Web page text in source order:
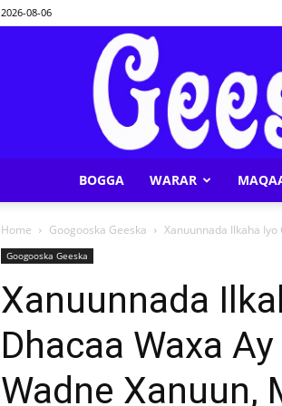
2026-08-06
BOGGA WARAR
Home Googooska Geeska Xanuunnada Ilkaha Iyo
Googooska Geeska
Xanuunnada
Dhacaa Waxa
Wadne Xanuun,